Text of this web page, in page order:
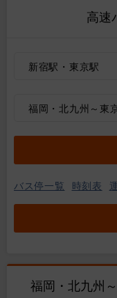
高速
新宿駅・東京駅
福岡・北九州～東
バス停一覧 時刻表
福岡・北九州